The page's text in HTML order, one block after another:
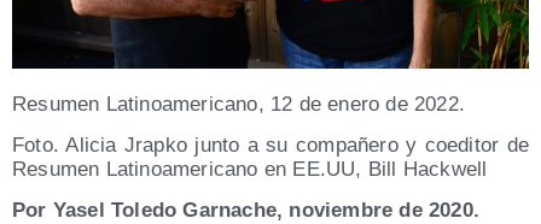
Resu­men Lati­no­ame­ri­cano, 12 de enero de 2022.
Foto. Ali­cia Jrap­ko jun­to a su com­pa­ñe­ro y coedi­tor de
Resu­men Lati­no­ame­ri­cano en EE.UU, Bill Hackwell
Por Yasel Tole­do Gar­na­che, noviem­bre de 2020.